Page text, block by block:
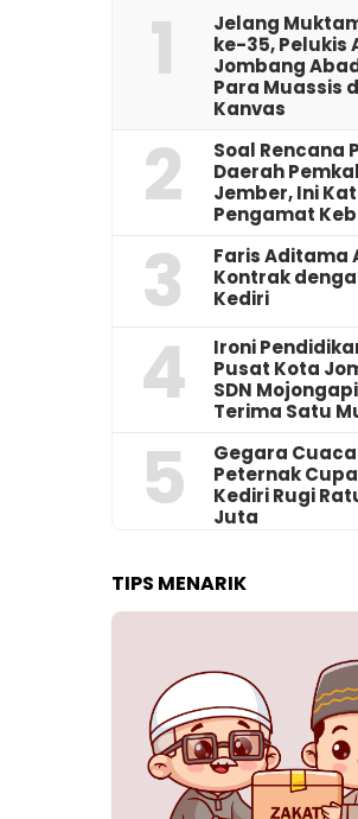
1
Jelang
ke-35, Pelukis
Jombang
Para Muassis
Kanvas
2
‎Soal Rencana
Daerah
Jember, Ini
Pengamat
3
Faris Aditama
Kontrak
Kediri
4
Ironi
Pusat Kota
SDN
Terima Satu
5
‎Gegara
Peternak
Kediri Rugi
Juta
TIPS MENARIK